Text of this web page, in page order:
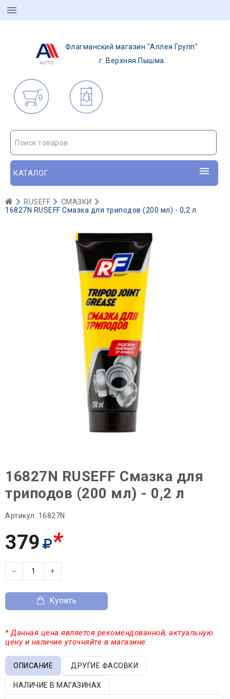
Флагманский магазин "Аллея Групп"
г. Верхняя Пышма
0
Поиск товаров
КАТАЛОГ
RUSEFF
СМАЗКИ
16827N RUSEFF Смазка для триподов (200 мл) - 0,2 л
16827N RUSEFF Смазка для
триподов (200 мл) - 0,2 л
Артикул: 16827N
379 *
− +
Купить
* Данная цена является рекомендованной, актуальную
цену и наличие уточняйте в магазине.
ОПИСАНИЕ ДРУГИЕ ФАСОВКИ
НАЛИЧИЕ В МАГАЗИНАХ